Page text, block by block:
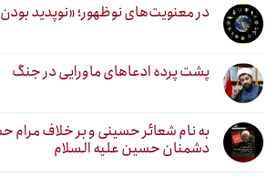
در معنویت‌های نوظهور؛ «نوپدید
پشت پرده ادعاهای ماورایی در جنگ
به نام شعائر حسینی و بر خلاف مرام
دشمنان حسین علیه السلام